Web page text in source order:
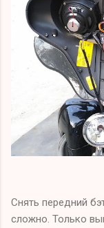
Снять передний
сложно. Только